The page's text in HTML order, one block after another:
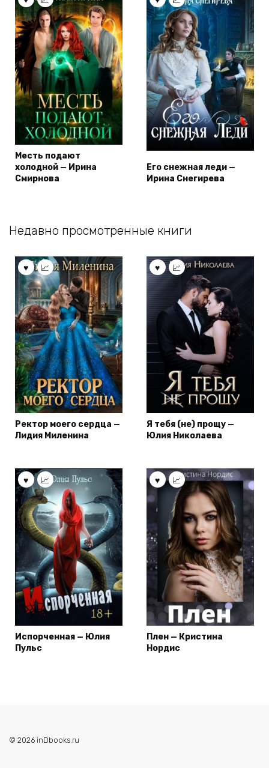
Месть подают
холодной — Ирина
Смирнова
Его снежная леди —
Ирина Снегирева
Недавно просмотренные книги
Ректор моего сердца —
Лидия Миленина
Я тебя (не) прощу —
Юлия Николаева
Испорченная — Юлия
Пульс
Плен — Кристина
Нордис
© 2026 inDbooks.ru